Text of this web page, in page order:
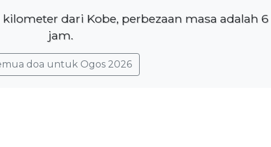
kilometer dari Kobe, perbezaan masa adalah 6
jam.
doa untuk Ogos 2026